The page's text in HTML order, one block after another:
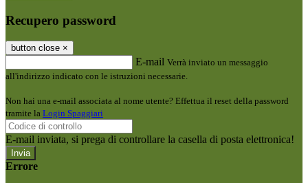
Recupero password
button close ×
E-mail Verrà inviato un messaggio
all'indirizzo indicato con le istruzioni necessarie.
Non hai una e-mail associata al nome utente? Effettua il reset della password
tramite la Login Spaggiari
E-mail inviata, si prega di controllare la casella di posta elettronica!
Errore